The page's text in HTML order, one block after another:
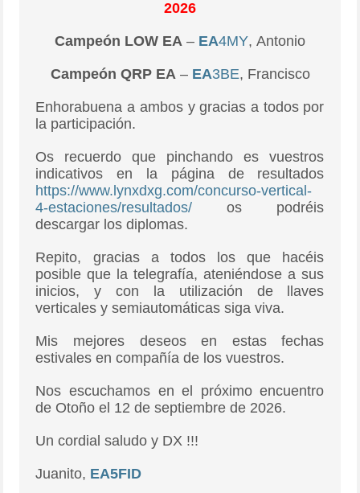
2026
Campeón LOW EA – EA4MY, Antonio
Campeón QRP EA – EA3BE, Francisco
Enhorabuena a ambos y gracias a todos por
la participación.
Os recuerdo que pinchando es vuestros
indicativos en la página de resultados
https://www.lynxdxg.com/concurso-vertical-
4-estaciones/resultados/os podréis
descargar los diplomas.
Repito, gracias a todos los que hacéis
posible que la telegrafía, ateniéndose a sus
inicios, y con la utilización de llaves
verticales y semiautomáticas siga viva.
Mis mejores deseos en estas fechas
estivales en compañía de los vuestros.
Nos escuchamos en el próximo encuentro
de Otoño el 12 deseptiembre de 2026.
Un cordial saludo y DX !!!
Juanito, EA5FID